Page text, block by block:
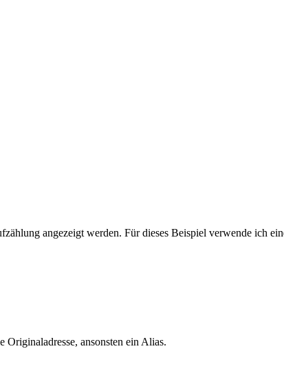
angezeigt werden. Für dieses Beispiel verwende ich
Originaladresse, ansonsten ein Alias.